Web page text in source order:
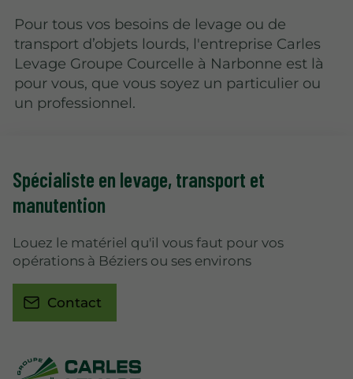
Pour tous vos besoins de levage ou de
transport d’objets lourds, l'entreprise Carles
Levage Groupe Courcelle à Narbonne est là
pour vous, que vous soyez un particulier ou
un professionnel.
Spécialiste en levage, transport et
manutention
Louez le matériel qu'il vous faut pour vos
opérations à Béziers ou ses environs
Contact